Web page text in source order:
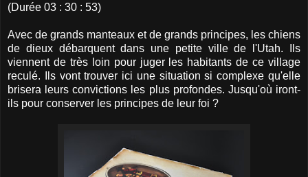
(Durée 03 : 30 : 53)
Avec de grands manteaux et de grands principes, les chiens
de dieux débarquent dans une petite ville de l'Utah. Ils
viennent de très loin pour juger les habitants de ce village
reculé. Ils vont trouver ici une situation si complexe qu'elle
brisera leurs convictions les plus profondes. Jusqu'où iront-
ils pour conserver les principes de leur foi ?